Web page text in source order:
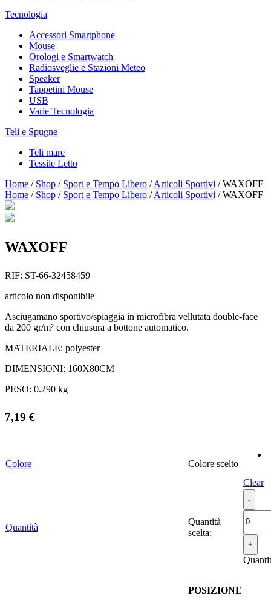
Tecnologia
Accessori Smartphone
Mouse
Orologi e Smartwatch
Radiosveglie e Stazioni Meteo
Speaker
Tappetini Mouse
USB
Varie Tecnologia
Teli e Spugne
Teli mare
Tessile Letto
Home / Shop / Sport e Tempo Libero /Articoli Sportivi /WAXOFF
Home / Shop / Sport e Tempo Libero /Articoli Sportivi /WAXOFF
WAXOFF
RIF: ST-66-32458459
articolo non disponibile
Asciugamano sportivo/spiaggia in microfibra vellutata double-face
da 200 gr/m² con chiusura a bottone automatico.
MATERIALE: polyester
DIMENSIONI: 160X80CM
PESO: 0.290 kg
7,19 €
Colore
Colore
Clear
Quantità
Quantità
scelta:
POSIZIONE